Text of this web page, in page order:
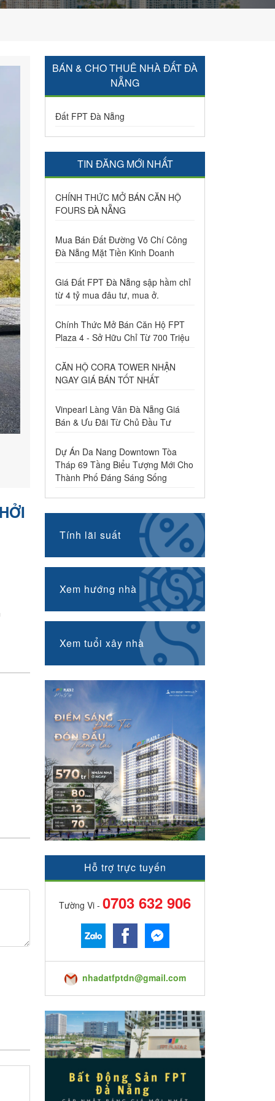
BÁN & CHO THUÊ NHÀ ĐẤT ĐÀ
NẴNG
Đất FPT Đà Nẵng
TIN ĐĂNG MỚI NHẤT
CHÍNH THỨC MỞ BÁN CĂN HỘ
FOURS ĐÀ NẴNG
Mua Bán Đất Đường Võ Chí Công
Đà Nẵng Mặt Tiền Kinh Doanh
Giá Đất FPT Đà Nẵng sập hầm chỉ
từ 4 tỷ mua đâu tư, mua ở.
Chính Thức Mở Bán Căn Hộ FPT
Plaza 4 - Sở Hữu Chỉ Từ 700 Triệu
CĂN HỘ CORA TOWER NHẬN
NGAY GIÁ BÁN TỐT NHẤT
Vinpearl Làng Vân Đà Nẵng Giá
Bán & Ưu Đãi Từ Chủ Đầu Tư
Dự Án Da Nang Downtown Tòa
Tháp 69 Tầng Biểu Tượng Mới Cho
Thành Phố Đáng Sáng Sống
Tính lãi suất
Xem hướng nhà
Xem tuổi xây nhà
Hỗ trợ trực tuyến
Tường Vi - 0703 632 906
nhadatfptdn@gmail.com